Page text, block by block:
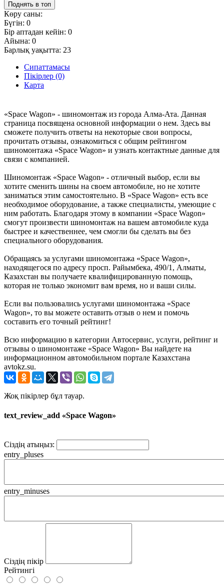
Поднять в топ
Көру саны:
Бүгін: 0
Бір аптадан кейін: 0
Айына: 0
Барлық уақытта: 23
Сипаттамасы
Пікірлер (0)
Карта
«Space Wagon» - шиномонтаж из города Алма-Ата. Данная
страница посвящена основной информации о нем. Здесь вы
сможете получить ответы на некоторые свои вопросы,
прочитать отзывы, ознакомиться с общим рейтингом
шиномонтажа «Space Wagon» и узнать контактные данные для
связи с компанией.
Шиномонтаж «Space Wagon» - отличный выбор, если вы
хотите сменить шины на своем автомобиле, но не хотите
заниматься этим самостоятельно. В «Space Wagon» есть все
необходимое оборудование, а также специалисты, умеющие с
ним работать. Благодаря этому в компании «Space Wagon»
смогут произвести шиномонтаж на вашем автомобиле куда
быстрее и качественнее, чем смогли бы сделать вы без
специального оборудования.
Обращаясь за услугами шиномонтажа «Space Wagon»,
находящегося по адресу просп. Райымбека, 490/1, Алматы,
Казахстан вы получаете квалифицированную помощь,
которая не только экономит вам время, но и ваши силы.
Если вы пользовались услугами шиномонтажа «Space
Wagon», то вы можете оставить отзыв о нем и помочь
составить его точный рейтинг!
Всю информацию в категории Автосервис, услуги, рейтинг и
отзывы о шиномонтаже «Space Wagon» Вы найдете на
информационном автомобильном портале Казахстана
avtokz.su.
Жоқ пікірлер бұл тауар.
text_review_add «Space Wagon»
Сіздің атыңыз:
entry_pluses
entry_minuses
Сіздің пікір
Рейтингі